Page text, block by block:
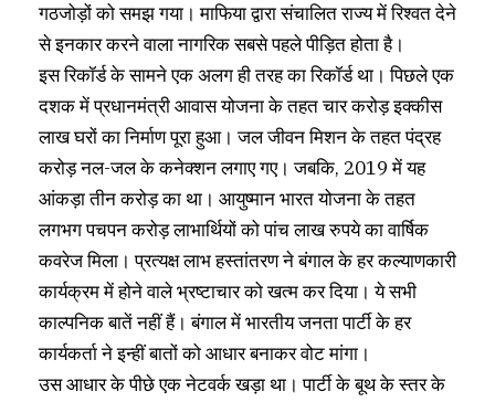
गठजोड़ों को समझ गया। माफिया द्वारा संचालित राज्य में रिश्वत देने
से इनकार करने वाला नागरिक सबसे पहले पीड़ित होता है।
इस रिकॉर्ड के सामने एक अलग ही तरह का रिकॉर्ड था। पिछले एक
दशक में प्रधानमंत्री आवास योजना के तहत चार करोड़ इक्कीस
लाख घरों का निर्माण पूरा हुआ। जल जीवन मिशन के तहत पंद्रह
करोड़ नल-जल के कनेक्शन लगाए गए। जबकि, 2019 में यह
आंकड़ा तीन करोड़ का था। आयुष्मान भारत योजना के तहत
लगभग पचपन करोड़ लाभार्थियों को पांच लाख रुपये का वार्षिक
कवरेज मिला। प्रत्यक्ष लाभ हस्तांतरण ने बंगाल के हर कल्याणकारी
कार्यक्रम में होने वाले भ्रष्टाचार को खत्म कर दिया। ये सभी
काल्पनिक बातें नहीं हैं। बंगाल में भारतीय जनता पार्टी के हर
कार्यकर्ता ने इन्हीं बातों को आधार बनाकर वोट मांगा।
उस आधार के पीछे एक नेटवर्क खड़ा था। पार्टी के बूथ के स्तर के